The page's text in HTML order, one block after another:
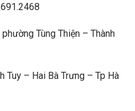
Tùng Thiện – Thành
Tuy – Hai Bà Trưng – Tp Hà